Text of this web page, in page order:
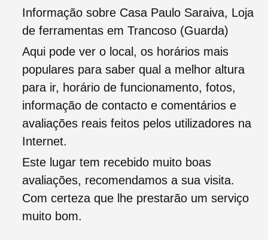
Informação sobre Casa Paulo Saraiva, Loja
de ferramentas em Trancoso (Guarda)
Aqui pode ver o local, os horários mais
populares para saber qual a melhor altura
para ir, horário de funcionamento, fotos,
informação de contacto e comentários e
avaliações reais feitos pelos utilizadores na
Internet.
Este lugar tem recebido muito boas
avaliações, recomendamos a sua visita.
Com certeza que lhe prestarão um serviço
muito bom.